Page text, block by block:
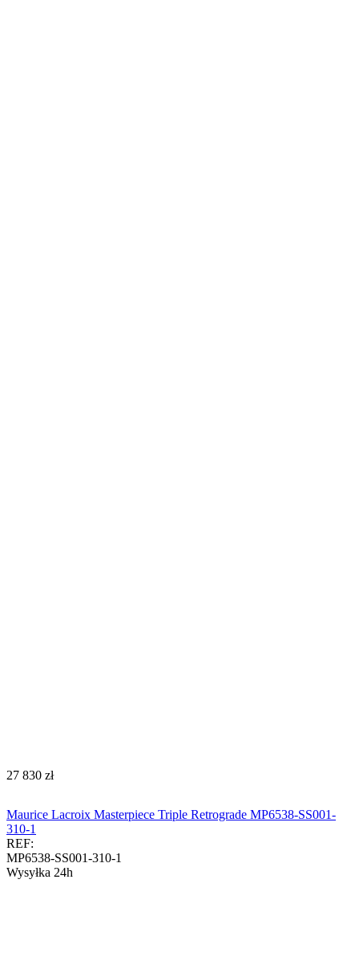
‍27 830‍ zł
Maurice Lacroix Masterpiece Triple Retrograde MP6538-SS001-
310-1
REF:
MP6538-SS001-310-1
Wysyłka 24h